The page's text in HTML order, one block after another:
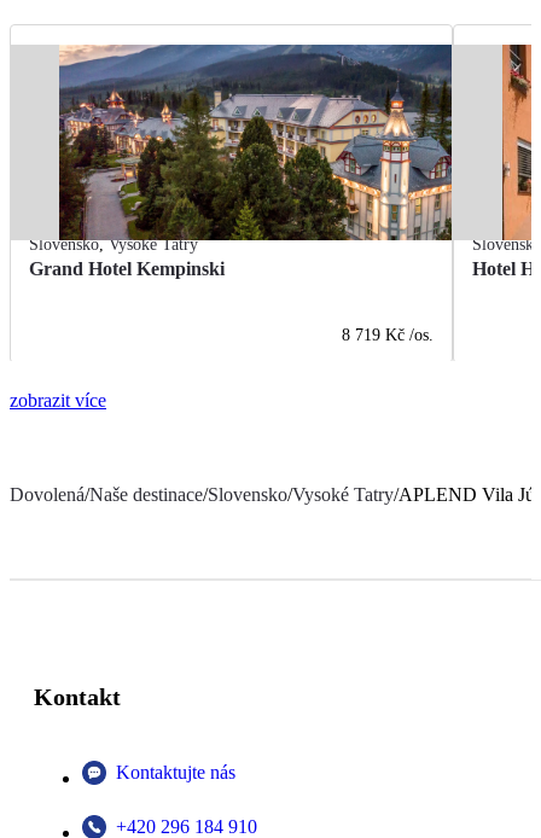
Slovensko,Vysoké Tatry
Grand Hotel Kempinski
8 719 Kč /os.
Hotel
zobrazit více
Dovolená/Naše destinace/Slovensko/Vysoké Tatry/APLEND Vila
Kontakt
Kontaktujte nás
+420 296 184 910